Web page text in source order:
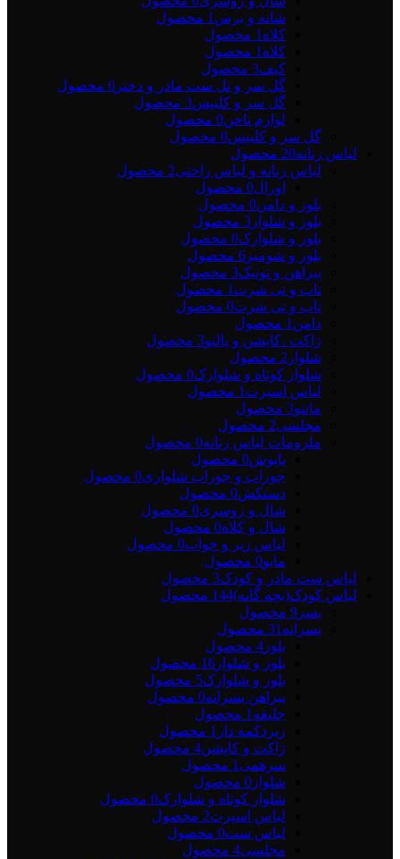
شانه و برس 1 محصول
کلاه 1 محصول
کلاه 1 محصول
کیف3 محصول
گل سر و تل ست مادر و دختر 0 محصول
گل سر و کلیپس3 محصول
لوازم ناخن0 محصول
گل سر و کلیپس0 محصول
لباس زنانه20 محصول
لباس زنانه و لباس راحتی2 محصول
اورال0 محصول
بلوز و دامن0 محصول
بلوز و شلوار 3 محصول
بلوز و شلوارک0 محصول
بلوز و شومیز 6 محصول
پیراهن و تونیک3 محصول
تاپ و تی شرت 1 محصول
تاپ و تی شرت0 محصول
دامن 1 محصول
ژاکت ،کاپشن و پالتو3 محصول
شلوار 2 محصول
شلوار کوتاه و شلوارک0 محصول
لباس اسپرت 1 محصول
مانتو3 محصول
مجلسی2 محصول
ملزومات لباس زنانه0 محصول
پاپوش0 محصول
جوراب و جوراب شلواری0 محصول
دستکش0 محصول
شال و روسری0 محصول
شال و کلاه0 محصول
لباس زیر و خواب0 محصول
مایو0 محصول
لباس ست مادر و کودک3 محصول
لباس کودک(بچه گانه)144 محصول
پسر 9 محصول
پسرانه 31 محصول
بلوز 4 محصول
بلوز و شلوار 16 محصول
بلوز و شلوارک5 محصول
پیراهن پسرانه0 محصول
جلیقه 1 محصول
زیردکمه دار 1 محصول
ژاکت و کاپشن4 محصول
سرهمی 1 محصول
شلوار 0 محصول
شلوار کوتاه و شلوارک0 محصول
لباس اسپرت2 محصول
لباس ست0 محصول
مجلسی4 محصول